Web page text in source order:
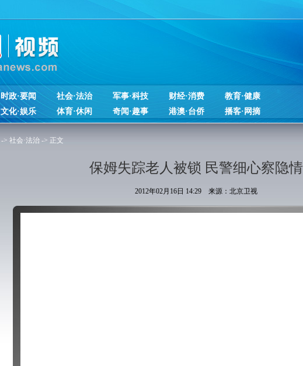
时政·要闻 社会·法治 军事·科技 财经·消费
教育·健康
文化·娱乐
体育·休闲 奇闻·趣事 港澳·台侨 播客·网摘
-> 社会·法治 -> 正文
保姆失踪老人被锁 民警细心察隐情
2012年02月16日 14:29 来源：北京卫视